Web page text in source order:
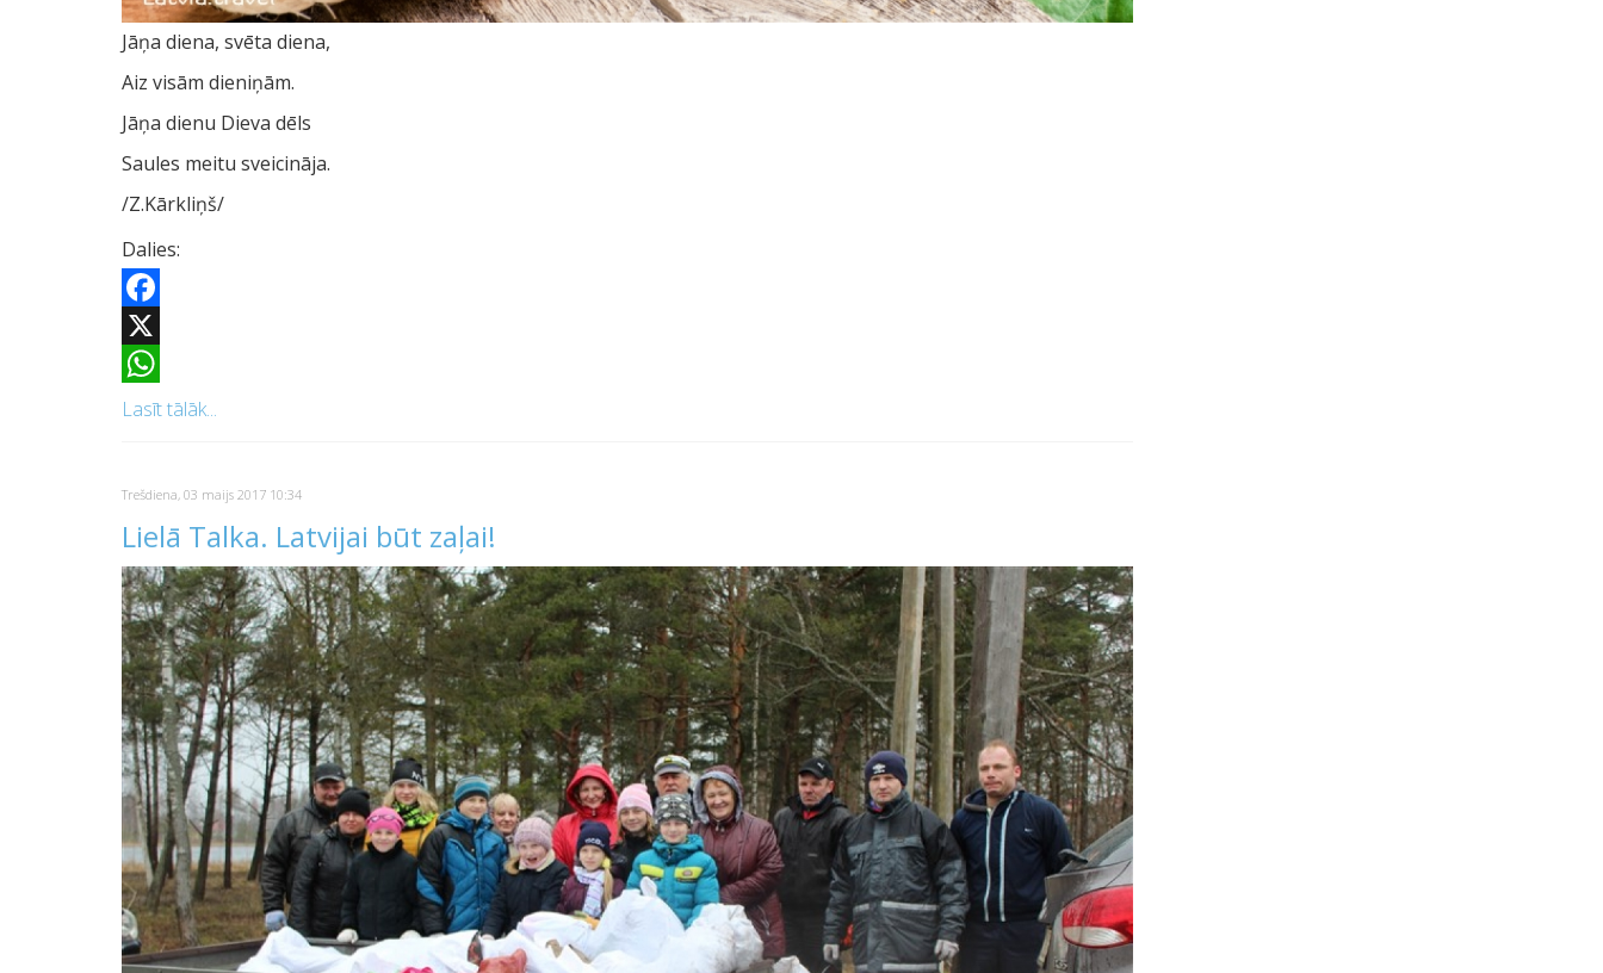
Jāņa diena, svēta diena,
Aiz visām dieniņām.
Jāņa dienu Dieva dēls
Saules meitu sveicināja.
/Z.Kārkliņš/
Dalies:
Facebook
X
WhatsApp
Lasīt tālāk...
Trešdiena, 03 maijs 2017 10:34
Lielā Talka. Latvijai būt zaļai!